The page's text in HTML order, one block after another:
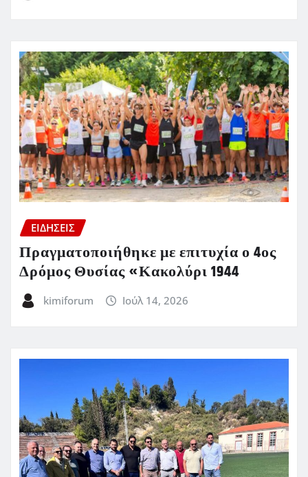
ΕΙΔΗΣΕΙΣ
Πραγματοποιήθηκε με επιτυχία ο 4ος
Δρόμος Θυσίας «Κακολύρι 1944
kimiforum Ιούλ 14, 2026